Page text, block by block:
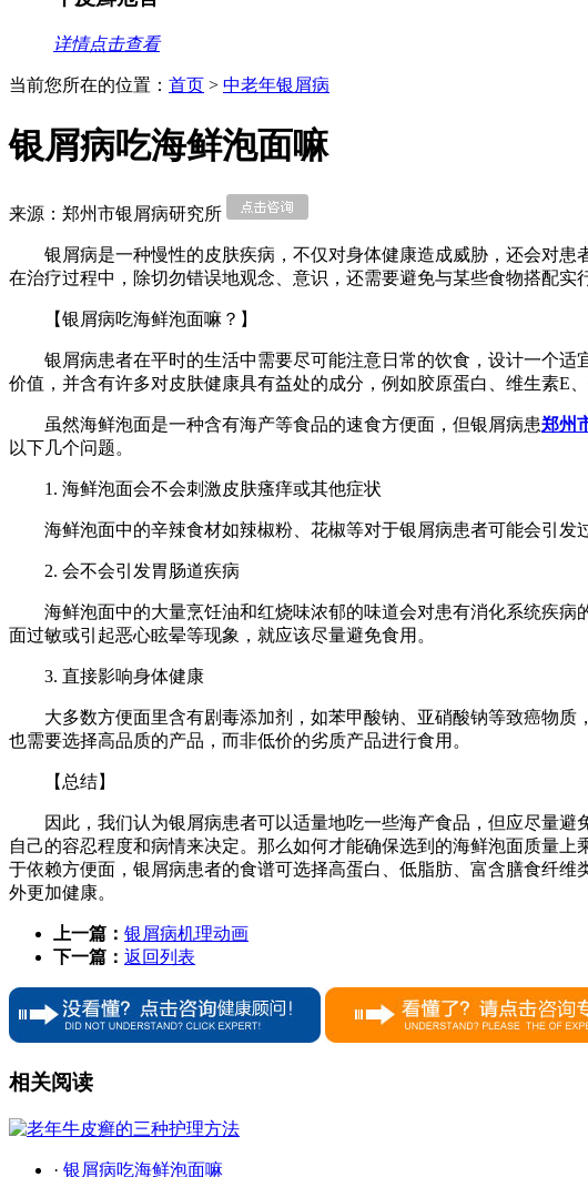
详情点击查看
当前您所在的位置： 首页 > 中老年银屑病
银屑病吃海鲜泡面嘛
来源：郑州市银屑病研究所
银屑病是一种慢性的皮肤疾病，不仅对身体健康造成威胁，还会对
在治疗过程中，除切勿错误地观念、意识，还需要避免与某些食物搭配实
【银屑病吃海鲜泡面嘛？】
银屑病患者在平时的生活中需要尽可能注意日常的饮食，设计一个
价值，并含有许多对皮肤健康具有益处的成分，例如胶原蛋白、维生素E
虽然海鲜泡面是一种含有海产等食品的速食方便面，但银屑病患郑州
以下几个问题。
1. 海鲜泡面会不会刺激皮肤瘙痒或其他症状
海鲜泡面中的辛辣食材如辣椒粉、花椒等对于银屑病患者可能会引
2. 会不会引发胃肠道疾病
海鲜泡面中的大量烹饪油和红烧味浓郁的味道会对患有消化系统疾
面过敏或引起恶心眩晕等现象，就应该尽量避免食用。
3. 直接影响身体健康
大多数方便面里含有剧毒添加剂，如苯甲酸钠、亚硝酸钠等致癌物
也需要选择高品质的产品，而非低价的劣质产品进行食用。
【总结】
因此，我们认为银屑病患者可以适量地吃一些海产食品，但应尽量
自己的容忍程度和病情来决定。那么如何才能确保选到的海鲜泡面质量
于依赖方便面，银屑病患者的食谱可选择高蛋白、低脂肪、富含膳食纤
外更加健康。
上一篇： 银屑病机理动画
下一篇： 返回列表
相关阅读
· 银屑病吃海鲜泡面嘛